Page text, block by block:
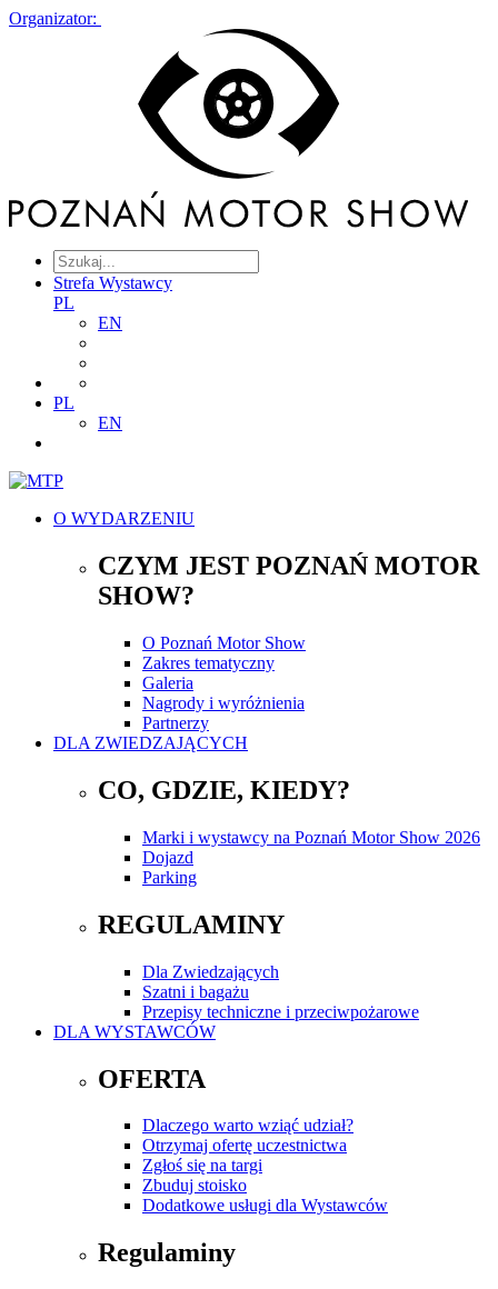
Organizator:
Strefa Wystawcy
PL
EN
PL
EN
O WYDARZENIU
CZYM JEST POZNAŃ MOTOR
SHOW?
O Poznań Motor Show
Zakres tematyczny
Galeria
Nagrody i wyróżnienia
Partnerzy
DLA ZWIEDZAJĄCYCH
CO, GDZIE, KIEDY?
Marki i wystawcy na Poznań Motor Show 2026
Dojazd
Parking
REGULAMINY
Dla Zwiedzających
Szatni i bagażu
Przepisy techniczne i przeciwpożarowe
DLA WYSTAWCÓW
OFERTA
Dlaczego warto wziąć udział?
Otrzymaj ofertę uczestnictwa
Zgłoś się na targi
Zbuduj stoisko
Dodatkowe usługi dla Wystawców
Regulaminy